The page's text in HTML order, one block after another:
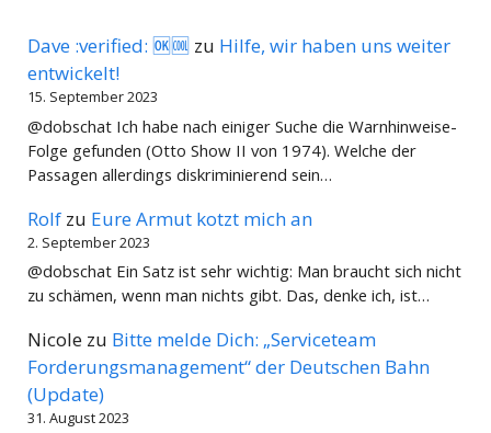
Dave :verified: 🆗🆒 zu Hilfe, wir haben uns weiter
entwickelt!
15. September 2023
@dobschat Ich habe nach einiger Suche die Warnhinweise-
Folge gefunden (Otto Show II von 1974). Welche der
Passagen allerdings diskriminierend sein…
Rolf zu Eure Armut kotzt mich an
2. September 2023
@dobschat Ein Satz ist sehr wichtig: Man braucht sich nicht
zu schämen, wenn man nichts gibt. Das, denke ich, ist…
Nicole zu Bitte melde Dich: „Serviceteam
Forderungsmanagement“ der Deutschen Bahn
(Update)
31. August 2023